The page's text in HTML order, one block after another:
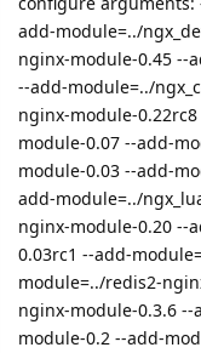
add-module=../
nginx-module-0.45 --
--add-module=../
nginx-module-
module-0.07 --add-
module-0.03 --add-
add-module=../
nginx-module-0.20 --
0.03rc1 --add-
module=../redis2-
nginx-module-0.3.6
module-0.2 --add-